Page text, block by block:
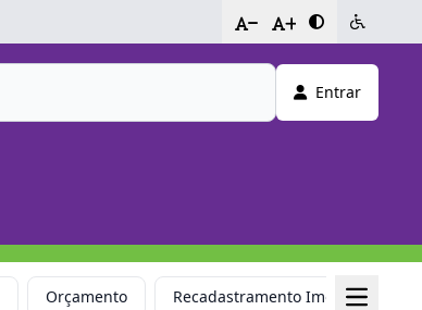
- +
Entrar
Orçamento Recadastramento Imobiliário